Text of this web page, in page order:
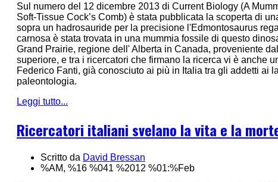
Sul numero del 12 dicembre 2013 di Current Biology (A
Soft-Tissue Cock’s Comb) è stata pubblicata la scoperta di
sopra un hadrosauride per la precisione l'Edmontosaurus
carnosa è stata trovata in una mummia fossile di questo
Grand Prairie, regione dell' Alberta in Canada, proveniente
superiore, e tra i ricercatori che firmano la ricerca vi è anche
Federico Fanti, già conosciuto ai più in Italia tra gli addetti ai
paleontologia.
Leggi tutto...
Ricercatori italiani svelano la vita e la
Scritto da David Bressan
%AM, %16 %041 %2012 %01:%Feb